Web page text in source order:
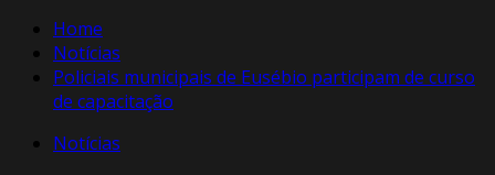
Home
Notícias
Policiais municipais de Eusébio participam de curso
de capacitação
Notícias